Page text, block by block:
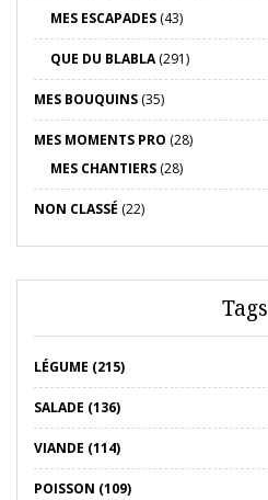
MES ESCAPADES (43)
QUE DU BLABLA(291)
MES BOUQUINS (35)
MES MOMENTS PRO (28)
MES CHANTIERS (28)
NON CLASSÉ (22)
Tags
LÉGUME (215)
SALADE (136)
VIANDE (114)
POISSON (109)